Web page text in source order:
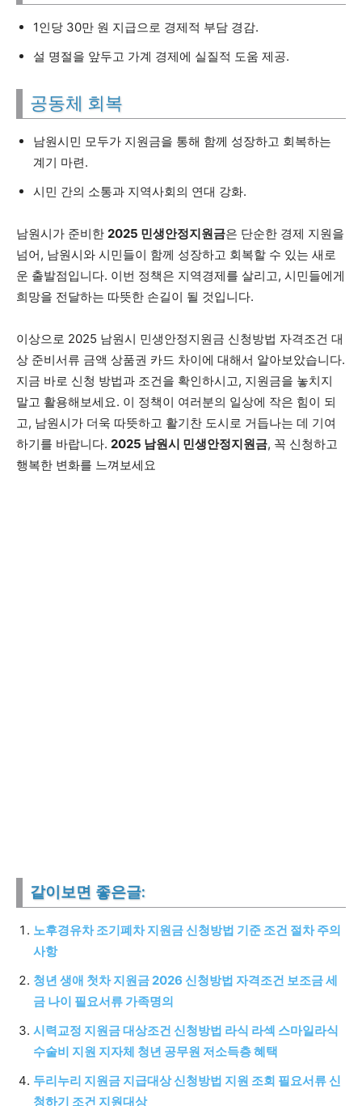
1인당 30만 원 지급으로 경제적 부담 경감.
설 명절을 앞두고 가계 경제에 실질적 도움 제공.
공동체 회복
남원시민 모두가 지원금을 통해 함께 성장하고 회복하는
계기 마련.
시민 간의 소통과 지역사회의 연대 강화.
남원시가 준비한 2025 민생안정지원금은 단순한 경제 지원을
넘어, 남원시와 시민들이 함께 성장하고 회복할 수 있는 새로
운 출발점입니다. 이번 정책은 지역경제를 살리고, 시민들에게
희망을 전달하는 따뜻한 손길이 될 것입니다.
이상으로 2025 남원시 민생안정지원금 신청방법 자격조건 대
상 준비서류 금액 상품권 카드 차이에 대해서 알아보았습니다.
지금 바로 신청 방법과 조건을 확인하시고, 지원금을 놓치지
말고 활용해보세요. 이 정책이 여러분의 일상에 작은 힘이 되
고, 남원시가 더욱 따뜻하고 활기찬 도시로 거듭나는 데 기여
하기를 바랍니다. 2025 남원시 민생안정지원금, 꼭 신청하고
행복한 변화를 느껴보세요
같이보면 좋은글:
노후경유차 조기폐차 지원금 신청방법 기준 조건 절차 주의
사항
청년 생애 첫차 지원금 2026 신청방법 자격조건 보조금 세
금 나이 필요서류 가족명의
시력교정 지원금 대상조건 신청방법 라식 라섹 스마일라식
수술비 지원 지자체 청년 공무원 저소득층 혜택
두리누리 지원금 지급대상 신청방법 지원 조회 필요서류 신
청하기 조건 지원대상